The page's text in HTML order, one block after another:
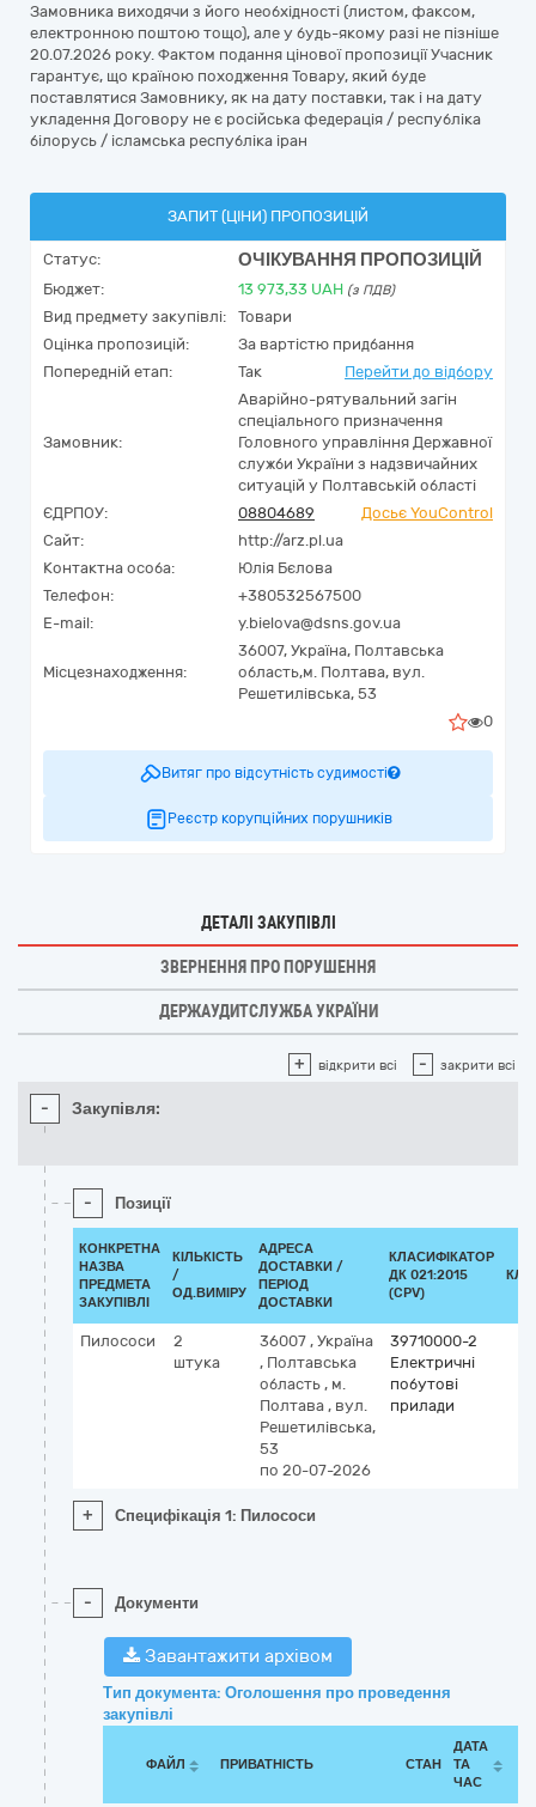
Замовника виходячи з його необхідності (листом, факсом,
електронною поштою тощо), але у будь-якому разі не пізніше
20.07.2026 року. Фактом подання цінової пропозиції Учасник
гарантує, що країною походження Товару, який буде
поставлятися Замовнику, як на дату поставки, так і на дату
укладення Договору не є російська федерація / республіка
білорусь / ісламська республіка іран
ЗАПИТ (ЦІНИ) ПРОПОЗИЦІЙ
Статус: ОЧІКУВАННЯ ПРОПОЗИЦІЙ
Бюджет: 13 973,33 UAH (з ПДВ)
Вид предмету закупівлі:
Товари
Оцінка пропозицій:
За вартістю придбання
Попередній етап:
Так Перейти до відбору
Замовник:
Аварійно-рятувальний загін
спеціального призначення
Головного управління Державної
служби України з надзвичайних
ситуацій у Полтавській області
ЄДРПОУ:
08804689
Досьє YouControl
Сайт:
http://arz.pl.ua
Контактна особа:
Юлія Бєлова
Телефон:
+380532567500
E-mail:
y.bielova@dsns.gov.ua
Місцезнаходження:
36007, Україна, Полтавська
область,м. Полтава, вул.
Решетилівська, 53
0
Витяг про відсутність судимості
Реєстр корупційних порушників
ДЕТАЛІ ЗАКУПІВЛІ
ЗВЕРНЕННЯ ПРО ПОРУШЕННЯ
ДЕРЖАУДИТСЛУЖБА УКРАЇНИ
+ відкрити всі - закрити всі
- Закупівля:
- Позиції
КОНКРЕТНА
НАЗВА
ПРЕДМЕТА
ЗАКУПІВЛІ
КІЛЬКІСТЬ
/
ОД.ВИМІРУ
АДРЕСА
ДОСТАВКИ /
ПЕРІОД
ДОСТАВКИ
КЛАСИФІКАТОР
ДК 021:2015
(CPV)
Пилососи
2
штука
36007 , Україна
, Полтавська
область , м.
Полтава , вул.
Решетилівська,
53
по 20-07-2026
39710000-2
Електричні
побутові
прилади
+ Специфікація 1: Пилососи
- Документи
Завантажити архівом
Тип документа: Оголошення про проведення
закупівлі
ФАЙЛ ПРИВАТНІСТЬ СТАН
ДАТА
ТА
ЧАС